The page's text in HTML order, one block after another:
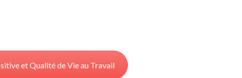
et Qualité de Vie au Travail